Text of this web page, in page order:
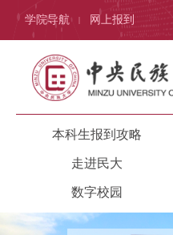
学院导航 | 网上报到
本科生报到攻略
走进民大
数字校园